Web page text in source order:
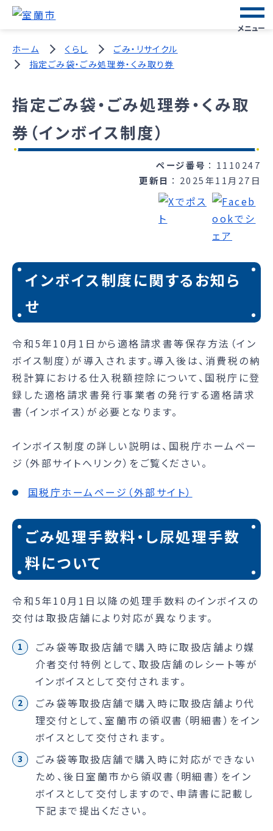
メニュー
ホーム くらし
ごみ・リサイクル
指定ごみ袋・ごみ処理券・くみ取り券
指定ごみ袋・ごみ処理券・くみ取
券（インボイス制度）
ページ番号
1110247
更新日
2025年11月27日
インボイス制度に関するお知ら
せ
令和5年10月1日から適格請求書等保存方法（イン
ボイス制度）が導入されます。導入後は、消費税の納
税計算における仕入税額控除について、国税庁に登
録した適格請求書発行事業者の発行する適格請求
書（インボイス）が必要となります。
インボイス制度の詳しい説明は、国税庁ホームペー
ジ（外部サイトへリンク）をご覧ください。
国税庁ホームページ（外部サイト）
ごみ処理手数料・し尿処理手数
料について
令和5年10月1日以降の処理手数料のインボイスの
交付は取扱店舗により対応が異なります。
ごみ袋等取扱店舗で購入時に取扱店舗より媒
介者交付特例として、取扱店舗のレシート等が
インボイスとして交付されます。
ごみ袋等取扱店舗で購入時に取扱店舗より代
理交付として、室蘭市の領収書（明細書）をイン
ボイスとして交付されます。
ごみ袋等取扱店舗で購入時に対応ができない
ため、後日室蘭市から領収書（明細書）をイン
ボイスとして交付しますので、申請書に記載し
下記まで提出ください。